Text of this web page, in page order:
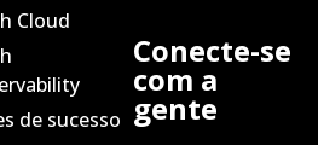
Cloud
de sucesso
Conecte-se
com a
gente